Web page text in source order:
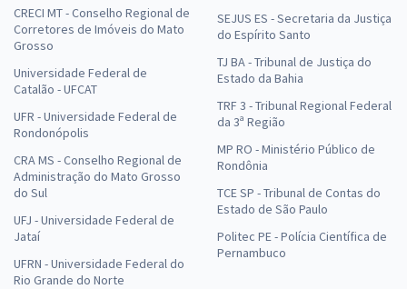
CRECI MT - Conselho Regional de
Corretores de Imóveis do Mato
Grosso
Universidade Federal de
Catalão - UFCAT
UFR - Universidade Federal de
Rondonópolis
CRA MS - Conselho Regional de
Administração do Mato Grosso
do Sul
UFJ - Universidade Federal de
Jataí
UFRN - Universidade Federal do
Rio Grande do Norte
SEJUS ES - Secretaria da Justiça
do Espírito Santo
TJ BA - Tribunal de Justiça do
Estado da Bahia
TRF 3 - Tribunal Regional Federal
da 3ª Região
MP RO - Ministério Público de
Rondônia
TCE SP - Tribunal de Contas do
Estado de São Paulo
Politec PE - Polícia Científica de
Pernambuco